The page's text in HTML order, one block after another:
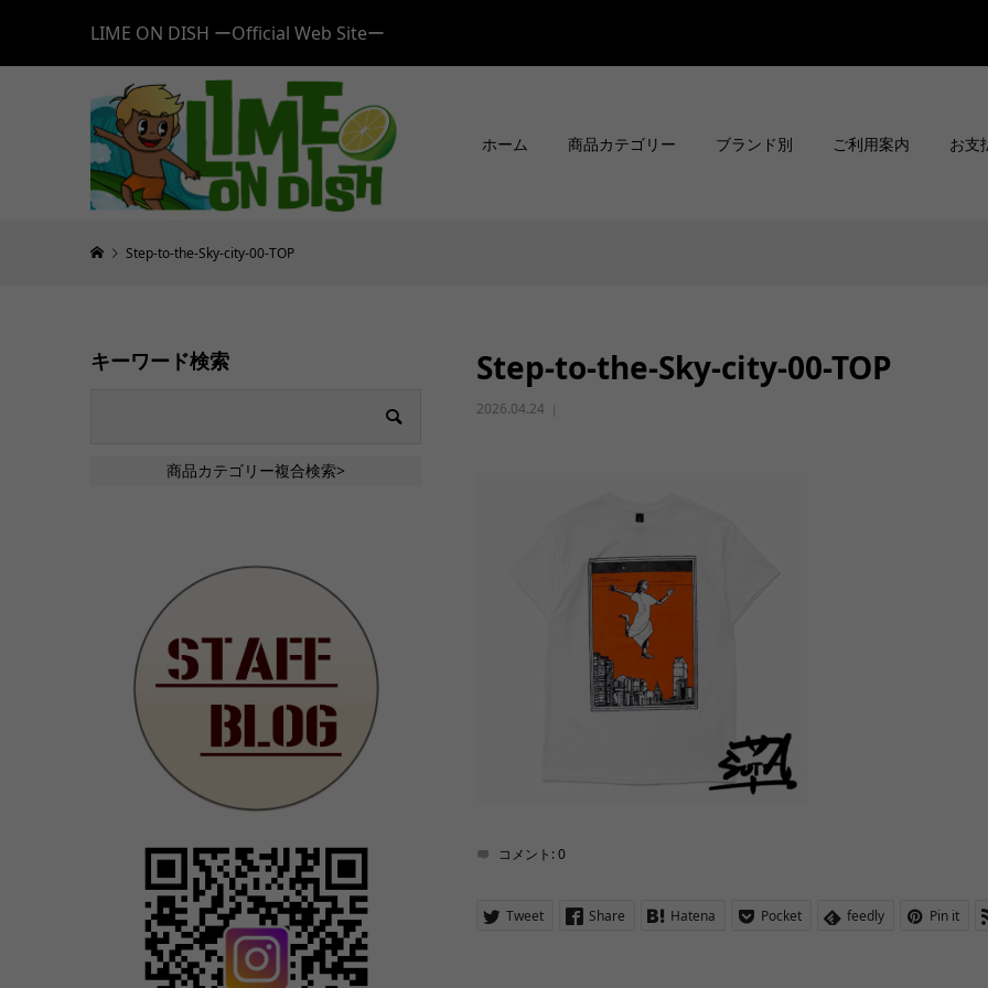
LIME ON DISH ーOfficial Web Siteー
ホーム 商品カテゴリー ブランド別 ご利用案内 お支
Step-to-the-Sky-city-00-TOP
Step-to-the-Sky-city-00-TOP
2026.04.24
コメント:0
Tweet Share Hatena Pocket feedly Pin it
キーワード検索
商品カテゴリー複合検索>